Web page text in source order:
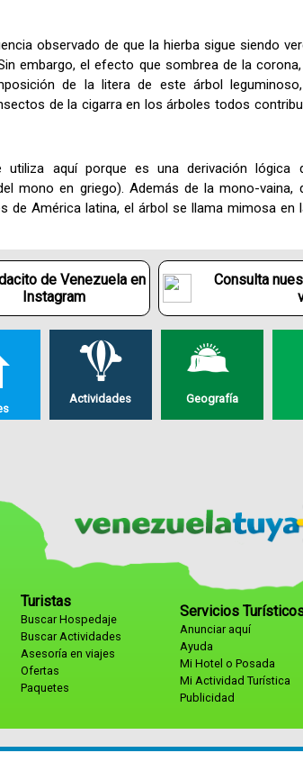
observado de que la hierba sigue siendo
embargo, el efecto que sombrea de la
de la litera de este árbol
de la cigarra en los árboles todos
utiliza aquí porque es una derivación lógica
mono en griego). Además de la mono-vaina,
de América latina, el árbol se llama mimosa en
de Venezuela en
Instagram
Consulta
Actividades Geografía
Turistas
Buscar Hospedaje
Buscar Actividades
Asesoría en viajes
Ofertas
Paquetes
Servicios
Anunciar aquí
Ayuda
Mi Hotel o Posada
Mi Actividad Turística
Publicidad